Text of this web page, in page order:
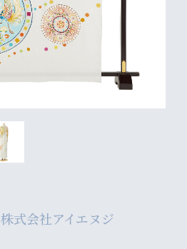
株式会社アイエヌジ